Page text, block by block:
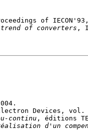
trend of converters
continu
d'un